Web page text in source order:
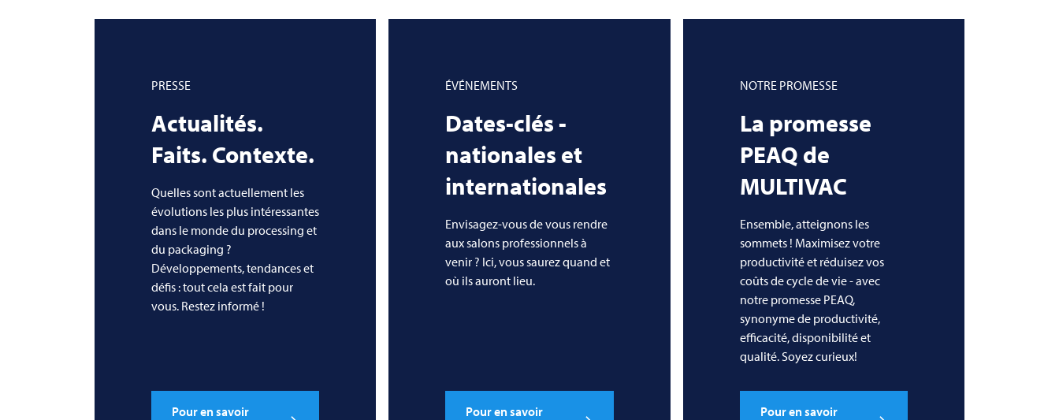
PRESSE
Actualités.
Faits. Contexte.
Quelles sont actuellement les
évolutions les plus intéressantes
dans le monde du processing et
du packaging ?
Développements, tendances et
défis : tout cela est fait pour
vous. Restez informé !
Pour en savoir
ÉVÉNEMENTS
Dates-clés -
nationales et
internationales
Envisagez-vous de vous rendre
aux salons professionnels à
venir ? Ici, vous saurez quand et
où ils auront lieu.
Pour en savoir
NOTRE PROMESSE
La promesse
PEAQ de
MULTIVAC
Ensemble, atteignons les
sommets ! Maximisez votre
productivité et réduisez vos
coûts de cycle de vie - avec
notre promesse PEAQ,
synonyme de productivité,
efficacité, disponibilité et
qualité. Soyez curieux!
Pour en savoir